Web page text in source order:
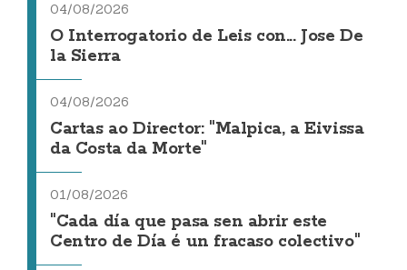
04/08/2026
O Interrogatorio de Leis con... Jose De
la Sierra
04/08/2026
Cartas ao Director: "Malpica, a Eivissa
da Costa da Morte"
01/08/2026
"Cada día que pasa sen abrir este
Centro de Día é un fracaso colectivo"